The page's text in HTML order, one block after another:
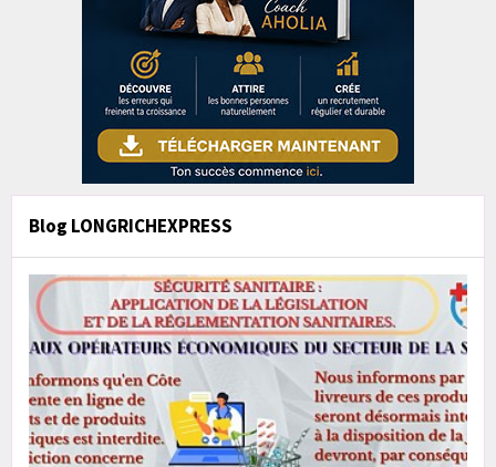
Blog LONGRICHEXPRESS